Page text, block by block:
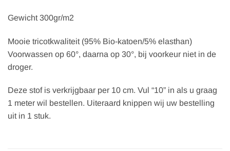
Gewicht 300gr/m2
Mooie tricotkwaliteit (95% Bio-katoen/5% elasthan)
Voorwassen op 60°, daarna op 30°, bij voorkeur niet in de
droger.
Deze stof is verkrijgbaar per 10 cm. Vul “10” in als u graag
1 meter wil bestellen. Uiteraard knippen wij uw bestelling
uit in 1 stuk.